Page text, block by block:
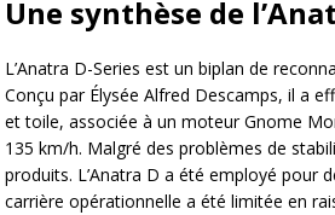
Une synthèse de
L’Anatra D-Series est un biplan de
Conçu par Élysée Alfred Descamps, il a
et toile, associée à un moteur Gnome
135 km/h. Malgré des problèmes de
produits. L’Anatra D a été employé pour
carrière opérationnelle a été limitée en